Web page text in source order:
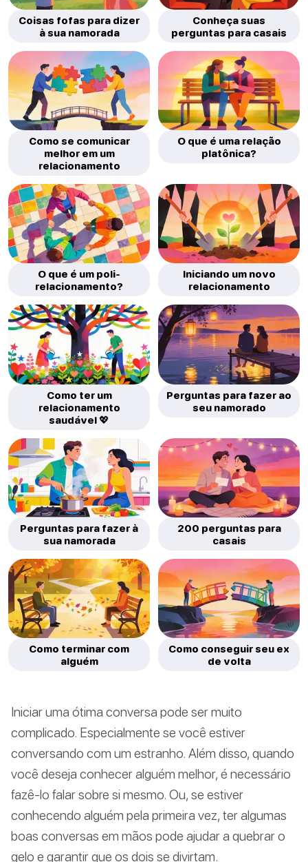
Coisas fofas para dizer
à sua namorada
Conheça suas
perguntas para casais
Como se comunicar
melhor em um
relacionamento
O que é uma relação
platônica?
O que é um poli-
relacionamento?
Iniciando um novo
relacionamento
Como ter um
relacionamento
saudável 💖
Perguntas para fazer ao
seu namorado
Perguntas para fazer à
sua namorada
200 perguntas para
casais
Como terminar com
alguém
Como conseguir seu ex
de volta
Iniciar uma ótima conversa pode ser muito
complicado. Especialmente se você estiver
conversando com um estranho. Além disso, quando
você deseja conhecer alguém melhor, é necessário
fazê-lo falar sobre si mesmo. Ou, se estiver
conhecendo alguém pela primeira vez, ter algumas
boas conversas em mãos pode ajudar a quebrar o
gelo e garantir que os dois se divirtam.